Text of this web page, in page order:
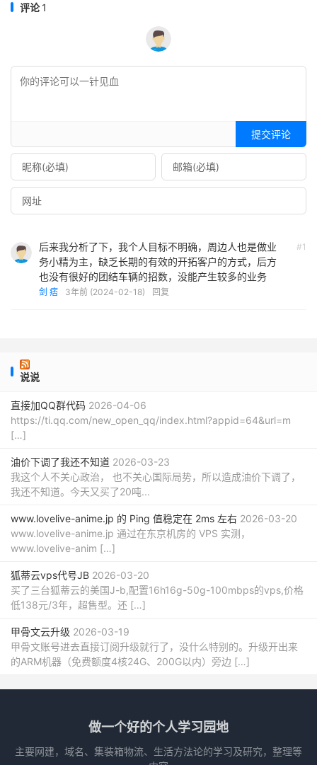
道，提高品牌曝光度。同时，可以考虑投放网络广告，
断优化和学习。关注行业动态，了解新的推广方法和技
通过以上措施，您仍然有机会开发新用户并扩大市场份额。
关键是要坚持不懈地努力，并根据实际情况调整策略。
评论1
提交评论
#1
后来我分析了下，我个人目标不明确，周边人也是做业
务小精为主，缺乏长期的有效的开拓客户的方式，后方
也没有很好的团结车辆的招数，没能产生较多的业务
剑 痞 3年前 (2024-02-18) 回复
说说
直接加QQ群代码 2026-04-06
https://ti.qq.com/new_open_qq/index.html?appid=64&url=m
[…]
油价下调了我还不知道 2026-03-23
我这个人不关心政治， 也不关心国际局势，所以造成油价下调了，
我还不知道。今天又买了20吨...
www.lovelive-anime.jp 的 Ping 值稳定在 2ms 左右 2026-03-20
www.lovelive-anime.jp 通过在东京机房的 VPS 实测，
www.lovelive-anim […]
狐蒂云vps代号JB 2026-03-20
买了三台狐蒂云的美国J-b,配置16h16g-50g-100mbps的vps,价格
低138元/3年，超售型。还 […]
甲骨文云升级 2026-03-19
甲骨文账号进去直接订阅升级就行了，没什么特别的。升级开出来
的ARM机器（免费额度4核24G、200G以内）旁边 […]
做一个好的个人学习园地
主要网建，域名、集装箱物流、生活方法论的学习及研究，整理等